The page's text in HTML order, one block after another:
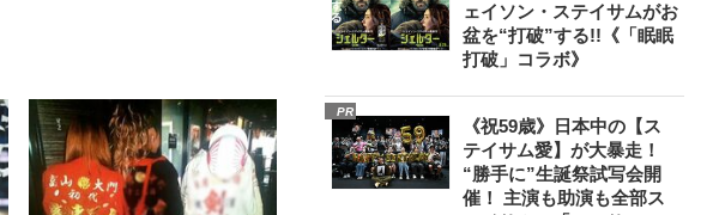
ェイソン・ステイサムがお
盆を“打破”する!!《「眠眠
打破」コラボ》
PR
《祝59歳》日本中の【ス
テイサム愛】が大暴走！
“勝手に”生誕祭試写会開
催！ 主演も助演も全部ス